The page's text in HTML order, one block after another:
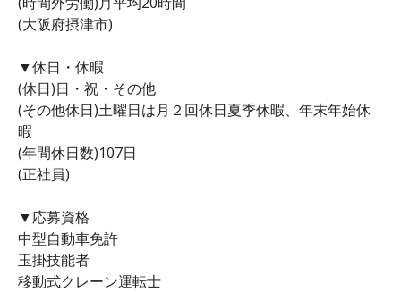
(大阪府摂津市)
▼休日・休暇
(休日)日・祝・その他
(その他休日)土曜日は月２回休日夏季休暇、年末年始休
暇
(年間休日数)107日
(正社員)
▼応募資格
中型自動車免許
玉掛技能者
移動式クレーン運転士